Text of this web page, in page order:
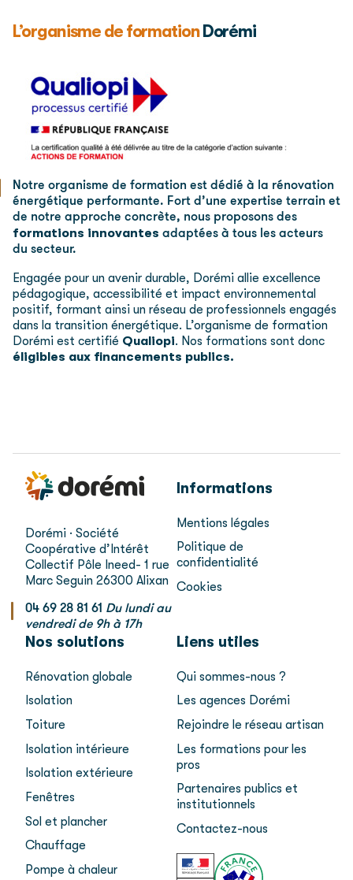
L’organisme de formationDorémi
Notre organisme de formation est dédié à la rénovation
énergétique performante. Fort d’une expertise terrain et
de notre approche concrète, nous proposons des
formations innovantes adaptées à tous les acteurs
du secteur.
Engagée pour un avenir durable, Dorémi allie excellence
pédagogique, accessibilité et impact environnemental
positif, formant ainsi un réseau de professionnels engagés
dans la transition énergétique. L’organisme de formation
Dorémi est certifié Qualiopi. Nos formations sont donc
éligibles aux financements publics.
Dorémi · Société
Coopérative d’Intérêt
Collectif Pôle Ineed- 1 rue
Marc Seguin 26300 Alixan
04 69 28 81 61 Du lundi au
vendredi de 9h à 17h
Informations
Mentions légales
Politique de
confidentialité
Cookies
Nos solutions
Rénovation globale
Isolation
Toiture
Isolation intérieure
Isolation extérieure
Fenêtres
Sol et plancher
Chauffage
Pompe à chaleur
Liens utiles
Qui sommes-nous ?
Les agences Dorémi
Rejoindre le réseau artisan
Les formations pour les
pros
Partenaires publics et
institutionnels
Contactez-nous